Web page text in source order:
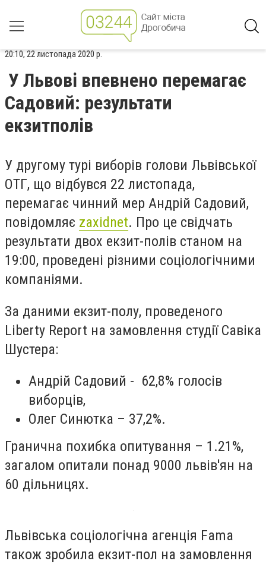
20:10, 22 листопада 2020 р.
У Львові впевнено перемагає
Садовий: результати
екзитполів
У другому турі виборів голови Львівської
ОТГ, що відбувся 22 листопада,
перемагає чинний мер Андрій Садовий,
повідомляє zaxidnet. Про це свідчать
результати двох екзит-полів станом на
19:00, проведені різними соціологічними
компаніями.
За даними екзит-полу, проведеного
Liberty Report на замовлення студії Савіка
Шустера:
Андрій Садовий - 62,8% голосів
виборців,
Олег Синютка – 37,2%.
Гранична похибка опитування – 1.21%,
загалом опитали понад 9000 львів'ян на
60 дільницях.
Львівська соціологічна агенція Fama
також зробила екзит-пол на замовлення